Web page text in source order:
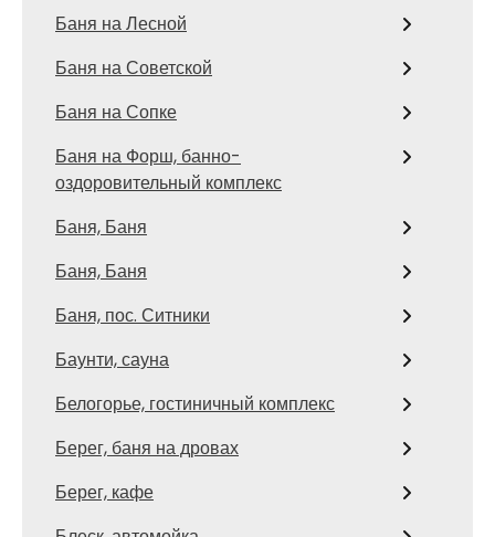
Баня на Лесной
Баня на Советской
Баня на Сопке
Баня на Форш, банно-
оздоровительный комплекс
Баня, Баня
Баня, Баня
Баня, пос. Ситники
Баунти, сауна
Белогорье, гостиничный комплекс
Берег, баня на дровах
Берег, кафе